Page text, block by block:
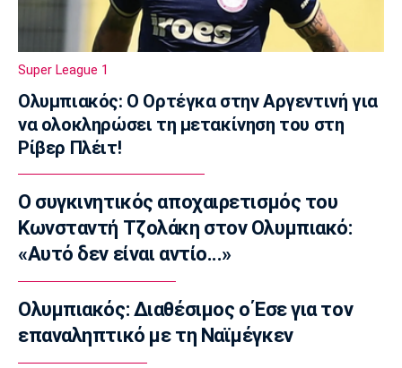
ΦΩΣ στο Στοίχημα: Ανώτερη η Κραϊόβα
Super League 1
Επίσημο: Στον ΠΑΟΚ ο Γιαννούλης
12:50
Βόλεϊ Α Γυναικών
12:35
Super League 1
ΑΕΚ: Γνωστοποίησε την απόκτηση του
Βιτάλις
12:20
Ποδόσφαιρο - Διεθνή
Super League 1
Ολυμπιακός: Ο Ορτέγκα στην Αργεντινή για
να ολοκληρώσει τη μετακίνηση του στη
Ρίβερ Πλέιτ!
Ο συγκινητικός αποχαιρετισμός του
Κωνσταντή Τζολάκη στον Ολυμπιακό:
«Αυτό δεν είναι αντίο...»
Ολυμπιακός: Διαθέσιμος ο Έσε για τον
επαναληπτικό με τη Ναϊμέγκεν